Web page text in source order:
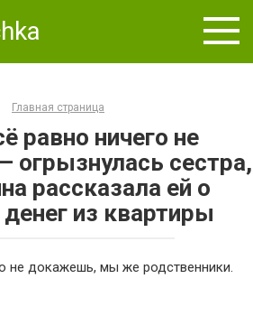
Главная страница
равно ничего не
сестра,
рассказала ей о
из квартиры
не докажешь, мы же родственники.